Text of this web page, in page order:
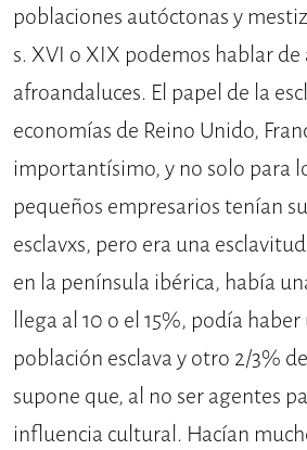
poblaciones autóctonas y
s. XVI o XIX podemos hablar
afroandaluces. El papel de la
economías de Reino Unido,
importantísimo, y no solo para
pequeños empresarios tenían
esclavxs, pero era una
en la península ibérica, había
llega al 10 o el 15%, podía
población esclava y otro 2/3%
supone que, al no ser agentes
influencia cultural. Hacían